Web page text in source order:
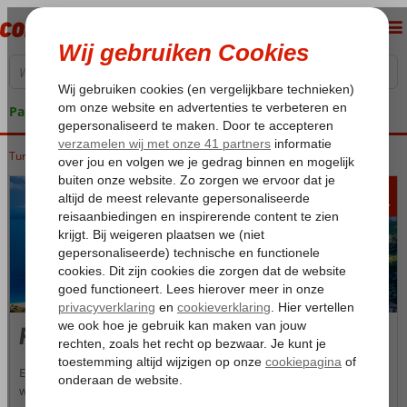
Pakketgarantie
Home
Turkije Egeische kust Fethiye
va 446 p.p.
Fethiye
Een vakantie naar Fethiye betekent: optimaal genieten, even lekker
weg uit de drukte en dat alles op nog geen uur rijden van de